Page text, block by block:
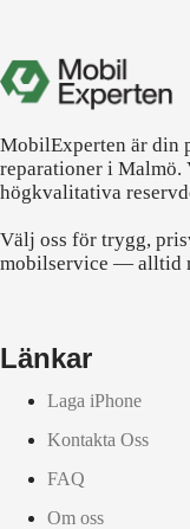
MobilExperten är din
reparationer i Malmö.
högkvalitativa
Välj oss för trygg,
mobilservice — alltid
Länkar
Laga iPhone
Kontakta Oss
FAQ
Om oss